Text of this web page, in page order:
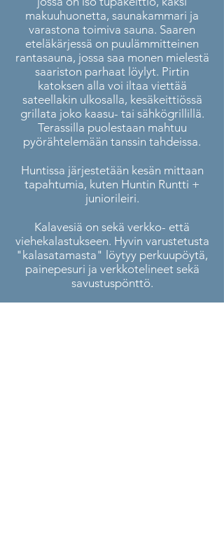
makuuhuonetta, saunakammari ja
varastona toimiva sauna. Saaren
eteläkärjessä on puulämmitteinen
rantasauna, jossa saa monen mielestä
saariston parhaat löylyt. Pirtin
katoksen alla voi iltaa viettää
sateellakin ulkosalla, kesäkeittiössä
grillata joko kaasu- tai sähkögrillillä.
Terassilla puolestaan mahtuu
pyörähtelemään tanssin tahdeissa.
Huntissa järjestetään kesän mittaan
tapahtumia, kuten Huntin Runtti +
juniorileiri.
Kalavesiä on sekä verkko- että
viehekalastukseen. Hyvin varustetusta
"kalasatamasta" löytyy perkuupöytä,
painepesuri ja verkkotelineet sekä
savustuspönttö.